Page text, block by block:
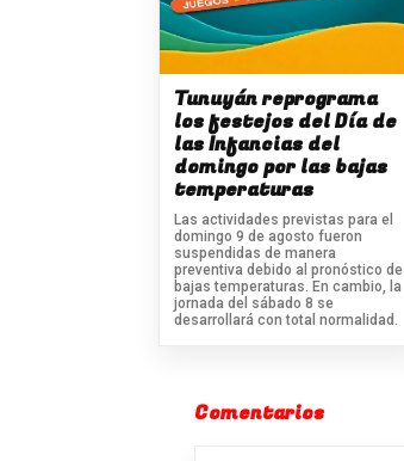
Tunuyán reprograma
los festejos del Día de
las Infancias del
domingo por las bajas
temperaturas
Las actividades previstas para el
domingo 9 de agosto fueron
suspendidas de manera
preventiva debido al pronóstico de
bajas temperaturas. En cambio, la
jornada del sábado 8 se
desarrollará con total normalidad.
Comentarios